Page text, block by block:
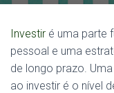
Investir é uma parte
pessoal e uma
de longo prazo.
ao investir é o nível